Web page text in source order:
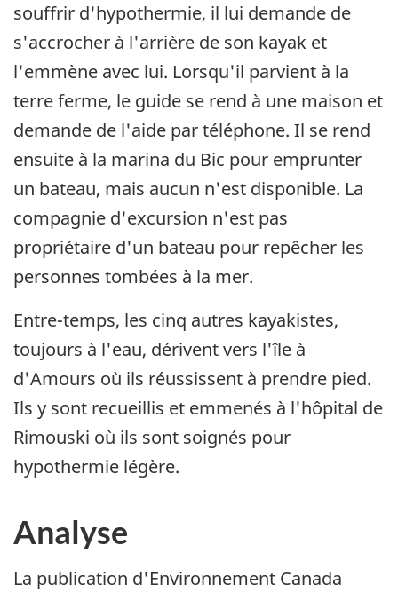
souffrir d'hypothermie, il lui demande de
s'accrocher à l'arrière de son kayak et
l'emmène avec lui. Lorsqu'il parvient à la
terre ferme, le guide se rend à une maison et
demande de l'aide par téléphone. Il se rend
ensuite à la marina du Bic pour emprunter
un bateau, mais aucun n'est disponible. La
compagnie d'excursion n'est pas
propriétaire d'un bateau pour repêcher les
personnes tombées à la mer.
Entre-temps, les cinq autres kayakistes,
toujours à l'eau, dérivent vers l'île à
d'Amours où ils réussissent à prendre pied.
Ils y sont recueillis et emmenés à l'hôpital de
Rimouski où ils sont soignés pour
hypothermie légère.
Analyse
La publication d'Environnement Canada